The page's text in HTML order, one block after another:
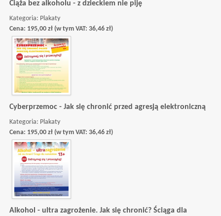
Ciąża bez alkoholu - z dzieckiem nie piję
Kategoria: Plakaty
Cena: 195,00 zł (w tym VAT: 36,46 zł)
Cyberprzemoc - Jak się chronić przed agresją elektroniczną
Kategoria: Plakaty
Cena: 195,00 zł (w tym VAT: 36,46 zł)
Alkohol - ultra zagrożenie. Jak się chronić? Ściąga dla